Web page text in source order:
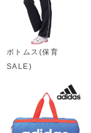
ボトムス(保育
SALE)